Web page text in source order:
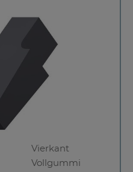
Vierkant
Vollgummi